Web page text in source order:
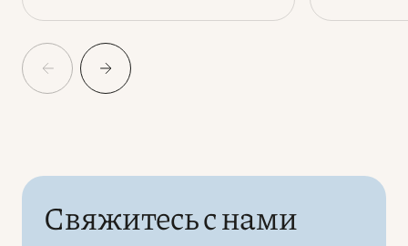
Свяжитесь с нами